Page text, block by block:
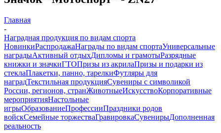
Главная
-
Наградная продукция по видам спорта
НовинкиРаспродажаНаграды по видам спортаУниверсальные
наградыАктивный отдыхДипломы и грамотыРазрядные
книжки и значкиГТОПризы из акрилаПризы и подарки из
стеклаПлакетки, панно, тарелкиФутляры для
наградТекстильная продукцияСувениры с символикой
России, регионов, странЖивотныеИскусствоКорпоративные
мероприятияНастольные
игрыОбразованиеПрофессииПраздники родов
войскСемейные торжестваГравировкаСувенирыДополненная
реальность